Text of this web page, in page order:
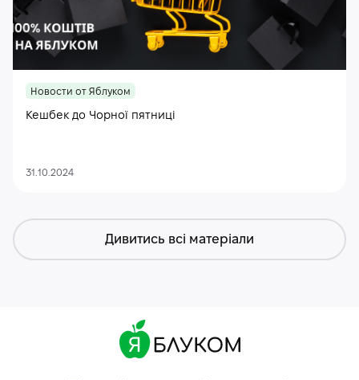
Новости от Яблуком
Кешбек до Чорної пятниці
31.10.2024
Дивитись всі матеріали